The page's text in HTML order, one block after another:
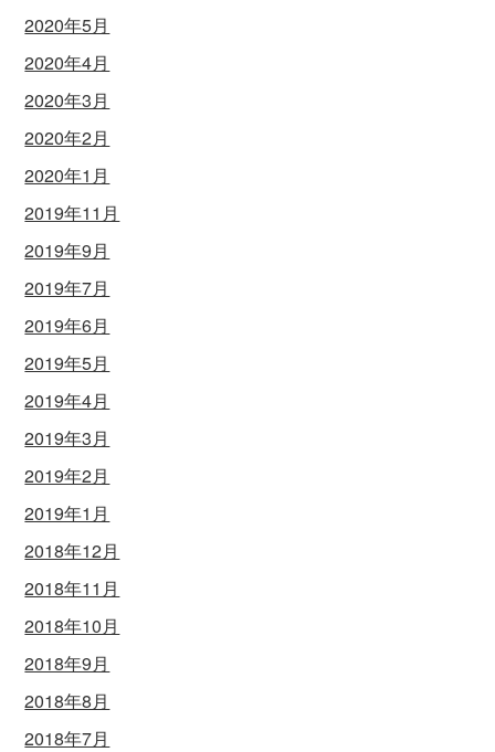
2020年5月
2020年4月
2020年3月
2020年2月
2020年1月
2019年11月
2019年9月
2019年7月
2019年6月
2019年5月
2019年4月
2019年3月
2019年2月
2019年1月
2018年12月
2018年11月
2018年10月
2018年9月
2018年8月
2018年7月